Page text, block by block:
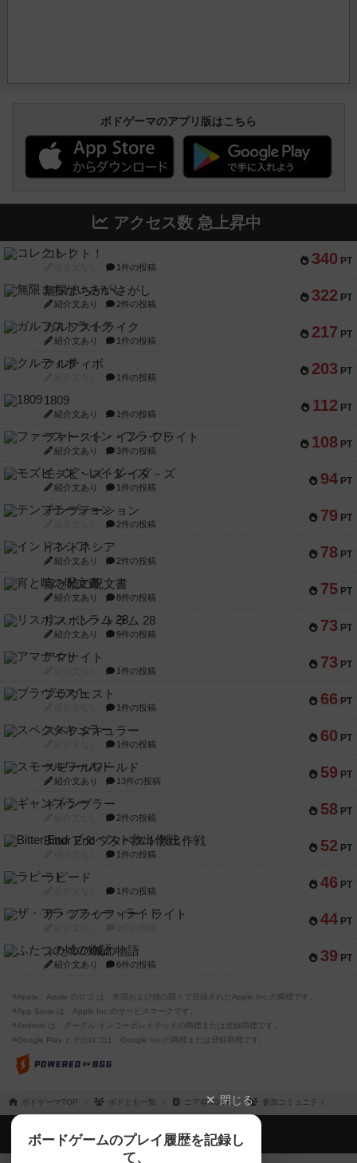
ボドゲーマのアプリ版はこちら
アクセス数 急上昇中
340 PT
コレクト！
1件の投稿
322 PT
無限まちがいさがし
紹介文あり 2件の投稿
217 PT
ガルフストライク
紹介文あり 1件の投稿
203 PT
クルティボ
1件の投稿
112 PT
1809
紹介文あり 1件の投稿
108 PT
ファースト・イン・フライト
紹介文あり 3件の投稿
94 PT
モズビ－ズ・レイダ－ズ
紹介文あり 1件の投稿
79 PT
テンプテーション
2件の投稿
78 PT
インドネシア
紹介文あり 2件の投稿
75 PT
宵と暁の呪文書
紹介文あり 8件の投稿
73 PT
リスボン・トラム 28
紹介文あり 9件の投稿
73 PT
アマナイト
1件の投稿
66 PT
ブラヴェスト
1件の投稿
60 PT
スペクタキュラー
1件の投稿
59 PT
スモールワールド
紹介文あり 13件の投稿
58 PT
ギャンブラー
2件の投稿
52 PT
Bitter End ブタペスト救出作戦
1件の投稿
46 PT
ラピード
1件の投稿
44 PT
ザ・フラッフィー・ライト
39 PT
ふたつの城の物語
紹介文あり 6件の投稿
※Apple、Apple のロゴ は、米国および他の国々で登録されたApple Inc.の商標です。
※App Store は、Apple Inc.のサービスマークです。
※Android は、グーグル インコーポレイテッドの商標または登録商標です。
※Google Play とそのロゴは、Google Inc.の商標または登録商標です。
ボドゲーマTOP ボドとも一覧 ニア@NGME 参加コミュニティ
閉じる
ボードゲームのプレイ履歴を記録し
て、
ボドゲーマTOP